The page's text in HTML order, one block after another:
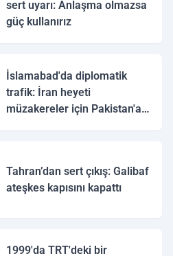
sert uyarı: Anlaşma olmazsa
güç kullanırız
İslamabad'da diplomatik
trafik: İran heyeti
müzakereler için Pakistan'a
Tahran’dan sert çıkış: Galibaf
ateşkes kapısını kapattı
1999'da TRT'deki bir